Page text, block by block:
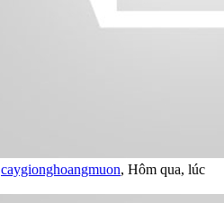
caygionghoangmuon, Hôm qua, lúc